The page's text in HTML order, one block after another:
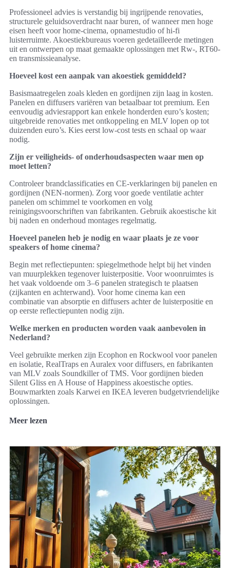
Professioneel advies is verstandig bij ingrijpende renovaties,
structurele geluidsoverdracht naar buren, of wanneer men hoge
eisen heeft voor home‑cinema, opnamestudio of hi‑fi
luisterruimte. Akoestiekbureaus voeren gedetailleerde metingen
uit en ontwerpen op maat gemaakte oplossingen met Rw-, RT60-
en transmissieanalyse.
Hoeveel kost een aanpak van akoestiek gemiddeld?
Basismaatregelen zoals kleden en gordijnen zijn laag in kosten.
Panelen en diffusers variëren van betaalbaar tot premium. Een
eenvoudig adviesrapport kan enkele honderden euro’s kosten;
uitgebreide renovaties met ontkoppeling en MLV lopen op tot
duizenden euro’s. Kies eerst low‑cost tests en schaal op waar
nodig.
Zijn er veiligheids- of onderhoudsaspecten waar men op
moet letten?
Controleer brandclassificaties en CE‑verklaringen bij panelen en
gordijnen (NEN‑normen). Zorg voor goede ventilatie achter
panelen om schimmel te voorkomen en volg
reinigingsvoorschriften van fabrikanten. Gebruik akoestische kit
bij naden en onderhoud montages regelmatig.
Hoeveel panelen heb je nodig en waar plaats je ze voor
speakers of home cinema?
Begin met reflectiepunten: spiegelmethode helpt bij het vinden
van muurplekken tegenover luisterpositie. Voor woonruimtes is
het vaak voldoende om 3–6 panelen strategisch te plaatsen
(zijkanten en achterwand). Voor home cinema kan een
combinatie van absorptie en diffusers achter de luisterpositie en
op eerste reflectiepunten nodig zijn.
Welke merken en producten worden vaak aanbevolen in
Nederland?
Veel gebruikte merken zijn Ecophon en Rockwool voor panelen
en isolatie, RealTraps en Auralex voor diffusers, en fabrikanten
van MLV zoals Soundkiller of TMS. Voor gordijnen bieden
Silent Gliss en A House of Happiness akoestische opties.
Bouwmarkten zoals Karwei en IKEA leveren budgetvriendelijke
oplossingen.
Meer lezen